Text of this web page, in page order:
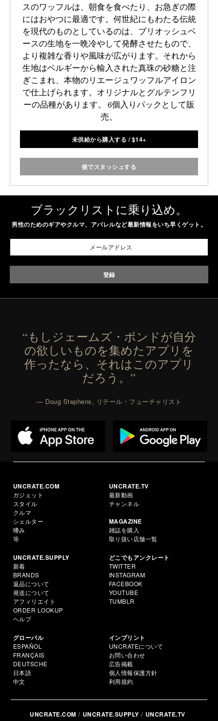
スのワッフルは、朝食を食べたり、お急ぎの際
にはおやつに最適です。何世紀にもわたる伝統
を現代のものとしているのは、ブリオッシュベ
ースの生地を一晩冷やして発酵させたもので、
より複雑な香りや風味が広がります。それから
生地はベルギーから輸入された真珠の砂糖と注
ぎこまれ、本物のリエージュワッフルアイロン
で仕上げられます。オリジナルとグルテンフリ
ーの品種があります。 6個入りパックとして販
売。
未供給から購入する /$14+
後でスタッシュする
ブラックリストに乗り込め。
男性のためのギアやクルマ、アパレルなど最新情報をいち早くゲット。
“もしジェームズ・ボンドが自分
の欲しいものを集めたアプリを
作ったなら、それはこのアプリ
だろう。”
— Doug Stephens, リテール・フューチャリスト
UNCRATE.COM
ガジェット
スタイル
クルマ
シェルター
嗜み
等
UNCRATE.TV
最新動画
チャンネル
MAGAZINE
雑誌を購入
取り扱い店舗一覧
UNCRATE.SUPPLY
新着
BRANDS
返品について
発送について
アフィリエイト
ORDER LOOKUP
ヘルプ
どこでもアンクレート
TWITTER
INSTAGRAM
FACEBOOK
YOUTUBE
TUMBLR
グローバル
ESPAÑOL
FRANÇAIS
DEUTSCHE
日本語
中文
インプリント
UNCRATEについて
お問い合わせ
広告掲載
個人情報保護方針
利用規約
UNCRATE.COM UNCRATE.SUPPLY UNCRATE.TV